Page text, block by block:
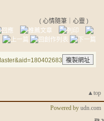
( 心情隨筆 心靈 )
▲top
Powered by udn.com